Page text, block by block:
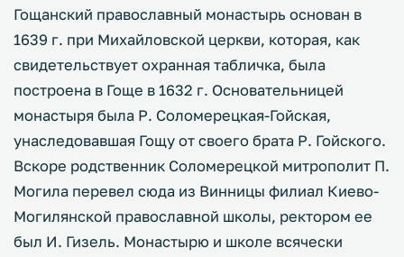
Гощанский православный монастырь основан в
1639 г. при Михайловской церкви, которая, как
свидетельствует охранная табличка, была
построена в Гоще в 1632 г. Основательницей
монастыря была Р. Соломерецкая-Гойская,
унаследовавшая Гощу от своего брата Р. Гойского.
Вскоре родственник Соломерецкой митрополит П.
Могила перевел сюда из Винницы филиал Киево-
Могилянской православной школы, ректором ее
был И. Гизель. Монастырю и школе всячески